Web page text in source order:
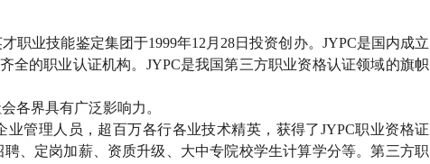
职业技能鉴定集团于1999年12 月 28日投资创办。 JYPC是国内成立
全的职业认证机构。 JYPC是我国第三方职业资格认证领域的旗帜
各界具有广泛影响力。
业管理人员，超百万各行各业技术精英，获得了JYPC职业资格证
、定岗加薪、资质升级、大中专院校学生计算学分等。第三方职